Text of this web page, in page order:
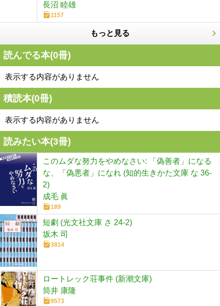
長沼 睦雄
1157
もっと見る
読んでる本(0冊)
表示する内容がありません
積読本(0冊)
表示する内容がありません
読みたい本(3冊)
このムダな努力をやめなさい: 「偽善者」になる
な、「偽悪者」になれ (知的生きかた文庫 な 36-
2)
成毛 眞
189
短劇 (光文社文庫 さ 24-2)
坂木 司
3814
ロートレック荘事件 (新潮文庫)
筒井 康隆
9573